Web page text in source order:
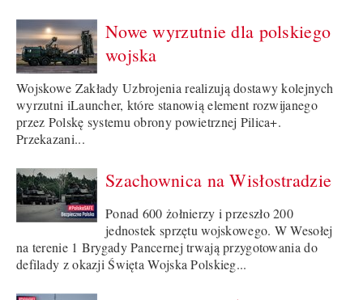
Nowe wyrzutnie dla polskiego
wojska
Wojskowe Zakłady Uzbrojenia realizują dostawy kolejnych
wyrzutni iLauncher, które stanowią element rozwijanego
przez Polskę systemu obrony powietrznej Pilica+.
Przekazani...
Szachownica na Wisłostradzie
Ponad 600 żołnierzy i przeszło 200
jednostek sprzętu wojskowego. W Wesołej
na terenie 1 Brygady Pancernej trwają przygotowania do
defilady z okazji Święta Wojska Polskieg...